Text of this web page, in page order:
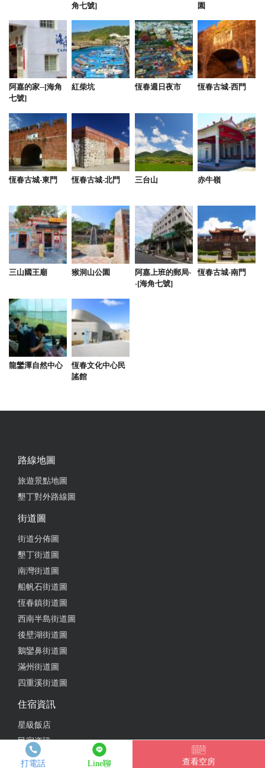
2022-01-29 17:43:27
清淨舒適，渡假的休憩地點。
from google
2021-11-22 06:27:37
設備完善齊全，包棟的隱私性夠高，唱歌唱到半夜也
不怕吵到人，有機會一定會再訪！
from google
2021-11-17 17:47:34
環境整潔乾淨、老闆親切人很好、設備完善，整體住
宿品質佳，大人開心放鬆，小孩玩到捨不得睡覺，非
常棒的包區體驗！老闆娘還特地招待許多水果，真的
好窩心，就像回娘家的感覺一樣！
2021-11-15 05:49:39
服務好，環境
夏日休閒民宿，包棟慶生。滿滿的海鮮大餐及啤酒跟
檔，也有朋友黨，壽星每年都會在墾丁包民宿慶生，
今年由於沒有訂到民宿，經由朋友介紹包下此棟名民
宿慶生，晚上大家嗑著海鮮大餐，喝著啤酒，聊天唱
以唱歌和烹飪，非常方便
很棒的民宿，大小孩玩得開心
價格合理，環境療癒，停車非常方便，客房乾淨
角七號]
園
阿嘉的家--[海角
七號]
紅柴坑 恆春週日夜市 恆春古城-西門
恆春古城-東門 恆春古城-北門 三台山 赤牛嶺
三山國王廟 猴洞山公園
阿嘉上班的郵局-
-[海角七號]
恆春古城-南門
龍鑾潭自然中心
恆春文化中心民
謠館
打電話 Line聊 查看空房
路線地圖
旅遊景點地圖
墾丁對外路線圖
街道圖
街道分佈圖
墾丁街道圖
南灣街道圖
船帆石街道圖
恆春鎮街道圖
西南半島街道圖
後壁湖街道圖
鵝鑾鼻街道圖
滿州街道圖
四重溪街道圖
住宿資訊
星級飯店
民宿資訊
親子主題